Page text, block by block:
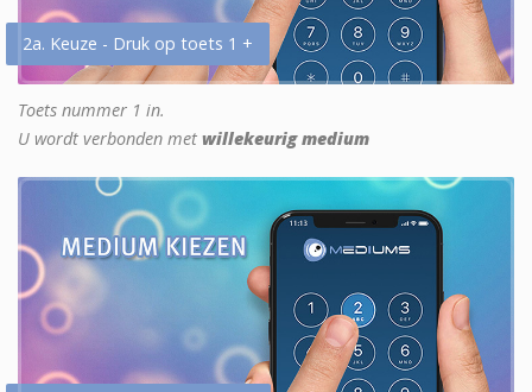
2a. Keuze - Druk op toets 1 +
Toets nummer 1 in.
U wordt verbonden met willekeurig medium